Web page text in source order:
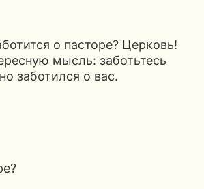
о пасторе? Церковь!
мысль: заботьтесь
заботился о вас.